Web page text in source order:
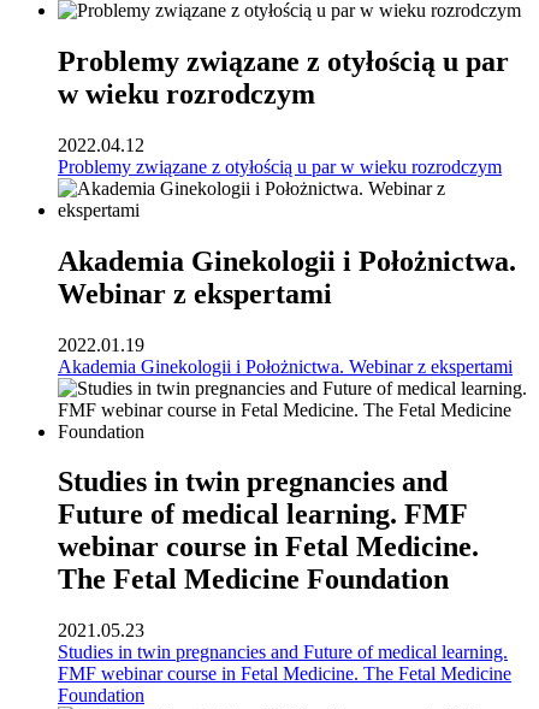
Problemy związane z otyłością u par
w wieku rozrodczym
2022.04.12
Problemy związane z otyłością u par w wieku rozrodczym
Akademia Ginekologii i Położnictwa.
Webinar z ekspertami
2022.01.19
Akademia Ginekologii i Położnictwa. Webinar z ekspertami
Studies in twin pregnancies and
Future of medical learning. FMF
webinar course in Fetal Medicine.
The Fetal Medicine Foundation
2021.05.23
Studies in twin pregnancies and Future of medical learning.
FMF webinar course in Fetal Medicine. The Fetal Medicine
Foundation